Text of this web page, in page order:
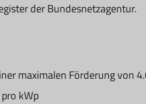
der Bundesnetzagentur.
maximalen Förderung von
kWp